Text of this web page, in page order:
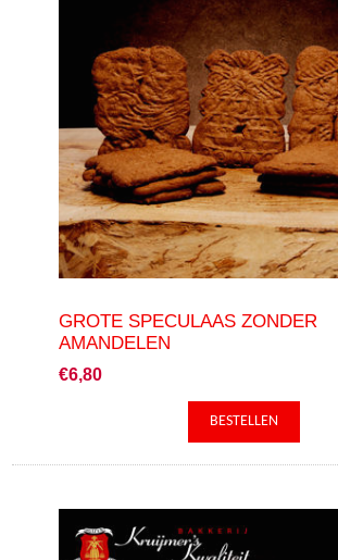
GROTE SPECULAAS ZONDER
AMANDELEN
€6,80